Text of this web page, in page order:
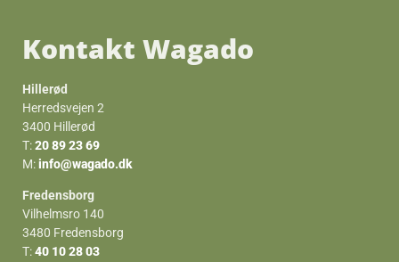
Kontakt Wagado
Hillerød
Herredsvejen 2
3400 Hillerød
T:20 89 23 69
M:info@wagado.dk
Fredensborg
Vilhelmsro 140
3480 Fredensborg
T:40 10 28 03